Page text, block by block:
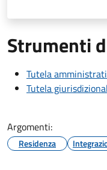
Strumenti
Tutela
Tutela
Argomenti:
Residenza